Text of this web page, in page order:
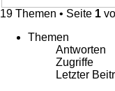
19 Themen • Seite 1
Themen
Antworten
Zugriffe
Letzter